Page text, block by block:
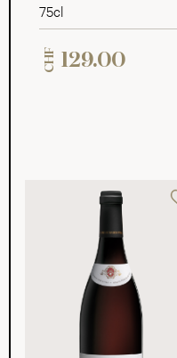
Schmelz. Die Tannine
75cl
CHF 129.00